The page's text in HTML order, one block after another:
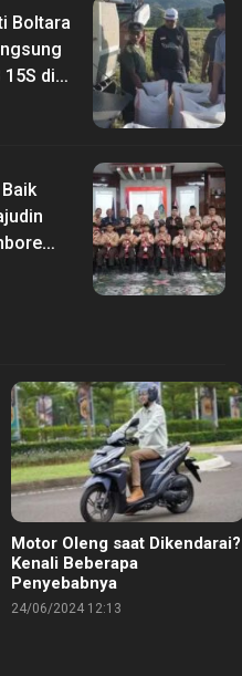
Boltara
15S di
Motor Oleng saat Dikendarai?
Kenali Beberapa
Penyebabnya
24/06/2024 12:13